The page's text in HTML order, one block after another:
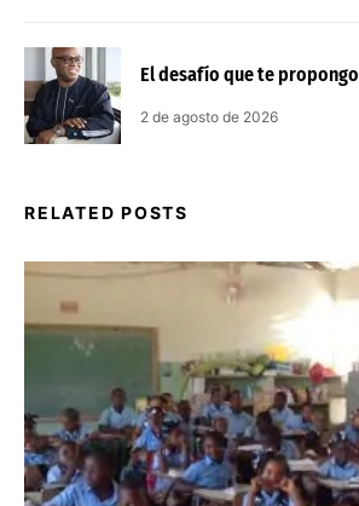
El desafío que te propongo
2 de agosto de 2026
RELATED POSTS